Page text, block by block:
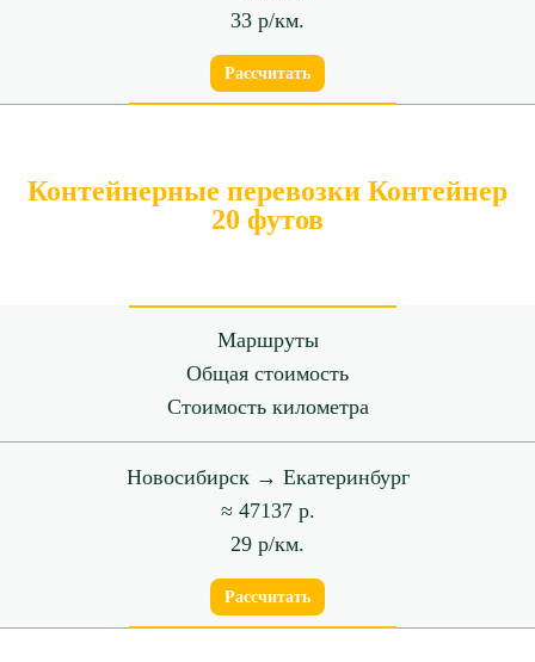
33 р/км.
Рассчитать
Контейнерные перевозки Контейнер
20 футов
Маршруты
Общая стоимость
Стоимость километра
Новосибирск → Екатеринбург
≈ 47137 р.
29 р/км.
Рассчитать